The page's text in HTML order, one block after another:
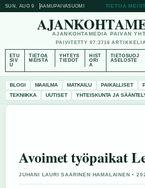
SUN, AUG 9 AAMUPAIVASUOMI TIETOA
AJANKOHTAMEDIA PAIVAN
PAIVITETTY 07:3716
ETU
SIV
U
TIETOA
MEISTÄ
YHTEYS
TIEDOT
HIST
ORI
A
TIETOSUOJ
ASELOSTE
BLOGI MAAILMA MATKAILU PAIKALLISET
TEKNIIKKA
UUTISET YHTEISKUNTA JA
Avoimet työpaikat
JUHANI LAURI SAARINEN HAMALAINEN •